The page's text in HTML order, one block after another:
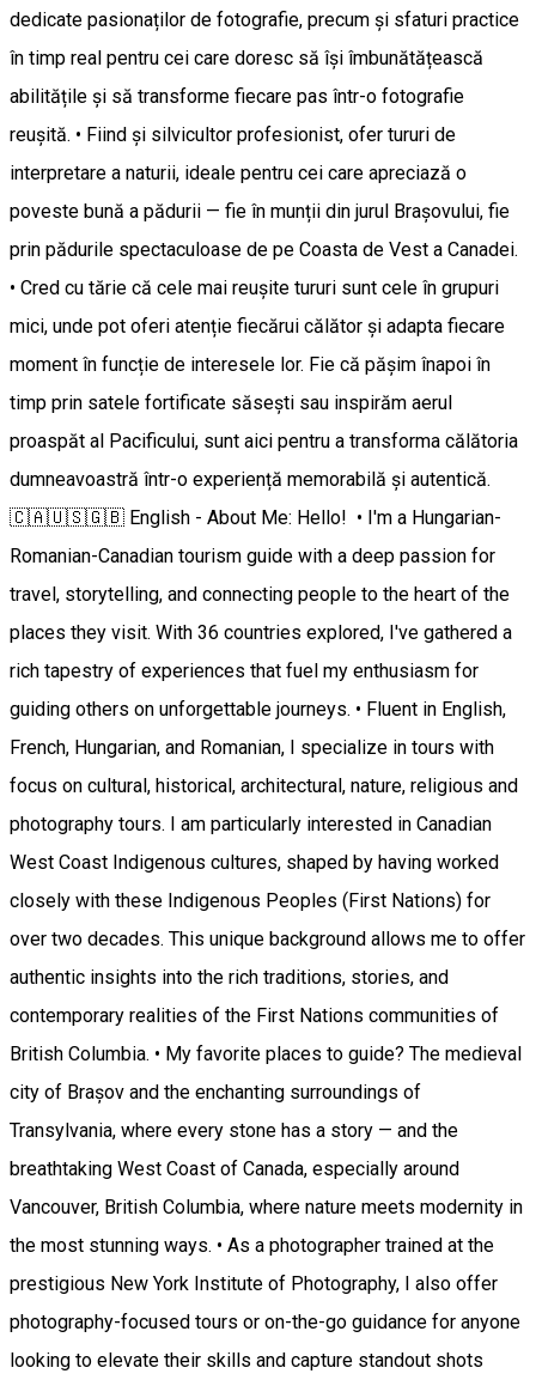
dedicate pasionaților de fotografie, precum și sfaturi practice
în timp real pentru cei care doresc să își îmbunătățească
abilitățile și să transforme fiecare pas într-o fotografie
reușită. • Fiind și silvicultor profesionist, ofer tururi de
interpretare a naturii, ideale pentru cei care apreciază o
poveste bună a pădurii — fie în munții din jurul Brașovului, fie
prin pădurile spectaculoase de pe Coasta de Vest a Canadei.
• Cred cu tărie că cele mai reușite tururi sunt cele în grupuri
mici, unde pot oferi atenție fiecărui călător și adapta fiecare
moment în funcție de interesele lor. Fie că pășim înapoi în
timp prin satele fortificate săsești sau inspirăm aerul
proaspăt al Pacificului, sunt aici pentru a transforma călătoria
dumneavoastră într-o experiență memorabilă și autentică.
🇨🇦🇺🇸🇬🇧 English - About Me: Hello! • I'm a Hungarian-
Romanian-Canadian tourism guide with a deep passion for
travel, storytelling, and connecting people to the heart of the
places they visit. With 36 countries explored, I've gathered a
rich tapestry of experiences that fuel my enthusiasm for
guiding others on unforgettable journeys. • Fluent in English,
French, Hungarian, and Romanian, I specialize in tours with
focus on cultural, historical, architectural, nature, religious and
photography tours. I am particularly interested in Canadian
West Coast Indigenous cultures, shaped by having worked
closely with these Indigenous Peoples (First Nations) for
over two decades. This unique background allows me to offer
authentic insights into the rich traditions, stories, and
contemporary realities of the First Nations communities of
British Columbia. • My favorite places to guide? The medieval
city of Brașov and the enchanting surroundings of
Transylvania, where every stone has a story — and the
breathtaking West Coast of Canada, especially around
Vancouver, British Columbia, where nature meets modernity in
the most stunning ways. • As a photographer trained at the
prestigious New York Institute of Photography, I also offer
photography-focused tours or on-the-go guidance for anyone
looking to elevate their skills and capture standout shots